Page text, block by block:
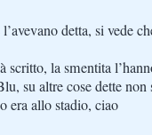
detta, si vede
scritto, la smentita
su altre cose dette non
era allo stadio, ciao